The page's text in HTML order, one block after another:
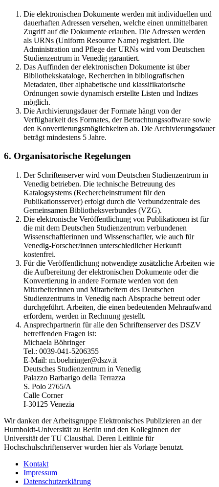
Die elektronischen Dokumente werden mit individuellen und
dauerhaften Adressen versehen, welche einen unmittelbaren
Zugriff auf die Dokumente erlauben. Die Adressen werden
als URNs (Uniform Resource Name) registriert. Die
Administration und Pflege der URNs wird vom Deutschen
Studienzentrum in Venedig garantiert.
Das Auffinden der elektronischen Dokumente ist über
Bibliothekskataloge, Recherchen in bibliografischen
Metadaten, über alphabetische und klassifikatorische
Ordnungen sowie dynamisch erstellte Listen und Indizes
möglich.
Die Archivierungsdauer der Formate hängt von der
Verfügbarkeit des Formates, der Betrachtungssoftware sowie
den Konvertierungsmöglichkeiten ab. Die Archivierungsdauer
beträgt mindestens 5 Jahre.
6. Organisatorische Regelungen
Der Schriftenserver wird vom Deutschen Studienzentrum in
Venedig betrieben. Die technische Betreuung des
Katalogsystems (Rechercheinstrument für den
Publikationsserver) erfolgt durch die Verbundzentrale des
Gemeinsamen Bibliotheksverbundes (VZG).
Die elektronische Veröffentlichung von Publikationen ist für
die mit dem Deutschen Studienzentrum verbundenen
Wissenschaftlerinnen und Wissenschaftler, wie auch für
Venedig-Forscher/innen unterschiedlicher Herkunft
kostenfrei.
Für die Veröffentlichung notwendige zusätzliche Arbeiten wie
die Aufbereitung der elektronischen Dokumente oder die
Konvertierung in andere Formate werden von den
Mitarbeiterinnen und Mitarbeitern des Deutschen
Studienzentrums in Venedig nach Absprache betreut oder
durchgeführt. Arbeiten, die einen bedeutenden Mehraufwand
erfordern, werden in Rechnung gestellt.
Ansprechpartnerin für alle den Schriftenserver des DSZV
betreffenden Fragen ist:
Michaela Böhringer
Tel.: 0039-041-5206355
E-Mail: m.boehringer@dszv.it
Deutsches Studienzentrum in Venedig
Palazzo Barbarigo della Terrazza
S. Polo 2765/A
Calle Corner
I-30125 Venezia
Wir danken der Arbeitsgruppe Elektronisches Publizieren an der
Humboldt-Universität zu Berlin und den Kolleginnen der
Universität der TU Clausthal. Deren Leitlinie für
Hochschulschriftenserver wurden hier als Vorlage benutzt.
Kontakt
Impressum
Datenschutzerklärung